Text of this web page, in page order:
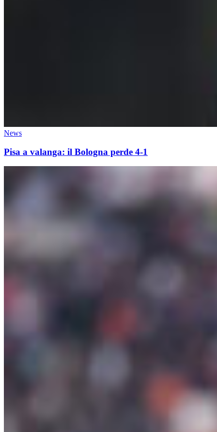
News
Pisa a valanga: il Bologna perde 4-1